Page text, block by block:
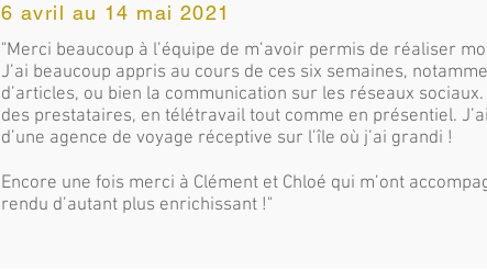
6 avril au 14 mai 2021
"Merci beaucoup à l’équipe de m’avoir permis de réaliser
J’ai beaucoup appris au cours de ces six semaines,
d’articles, ou bien la communication sur les réseaux
des prestataires, en télétravail tout comme en présentiel.
d’une agence de voyage réceptive sur l’île où j’ai grandi !
Encore une fois merci à Clément et Chloé qui m’ont
rendu d’autant plus enrichissant !"